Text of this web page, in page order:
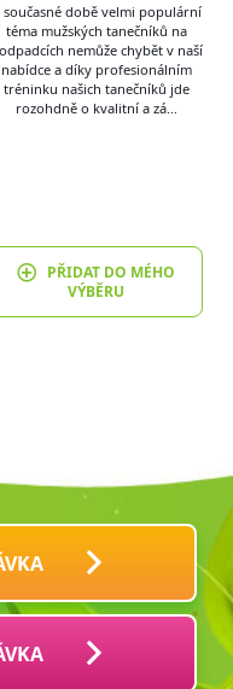
současné době velmi populární
téma mužských tanečníků na
nemůže chybět v naší
nabídce a díky profesionálním
tréninku našich tanečníků jde
rozohdně o kvalitní a zá…
PŘIDAT DO MÉHO
VÝBĚRU